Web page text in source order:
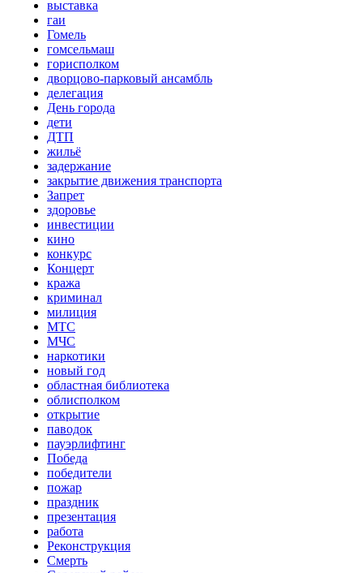
выставка
гаи
Гомель
гомсельмаш
горисполком
дворцово-парковый ансамбль
делегация
День города
дети
ДТП
жильё
задержание
закрытие движения транспорта
Запрет
здоровье
инвестиции
кино
конкурс
Концерт
кража
криминал
милиция
МТС
МЧС
наркотики
новый год
областная библиотека
облисполком
открытие
паводок
пауэрлифтинг
Победа
победители
пожар
праздник
презентация
работа
Реконструкция
Смерть